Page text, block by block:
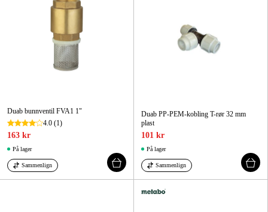
Duab bunnventil FVA1 1"
4.0 (1)
163 kr
På lager
Sammenlign
Duab PP-PEM-kobling T-rør 32 mm
plast
101 kr
På lager
Sammenlign